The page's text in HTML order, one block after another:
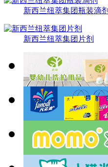
新西兰纽萃集团瓶装滴剂
新西兰纽萃集团片剂